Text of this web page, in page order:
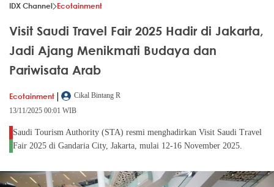
IDX Channel Ecotainment
Visit Saudi Travel Fair 2025 Hadir di Jakarta,
Jadi Ajang Menikmati Budaya dan
Pariwisata Arab
Ecotainment |
Cikal Bintang R
13/11/2025 00:01 WIB
Saudi Tourism Authority (STA) resmi menghadirkan Visit Saudi Travel
Fair 2025 di Gandaria City, Jakarta, mulai 12-16 November 2025.